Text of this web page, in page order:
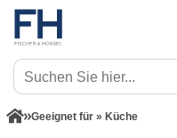
Geeignet für » Küche